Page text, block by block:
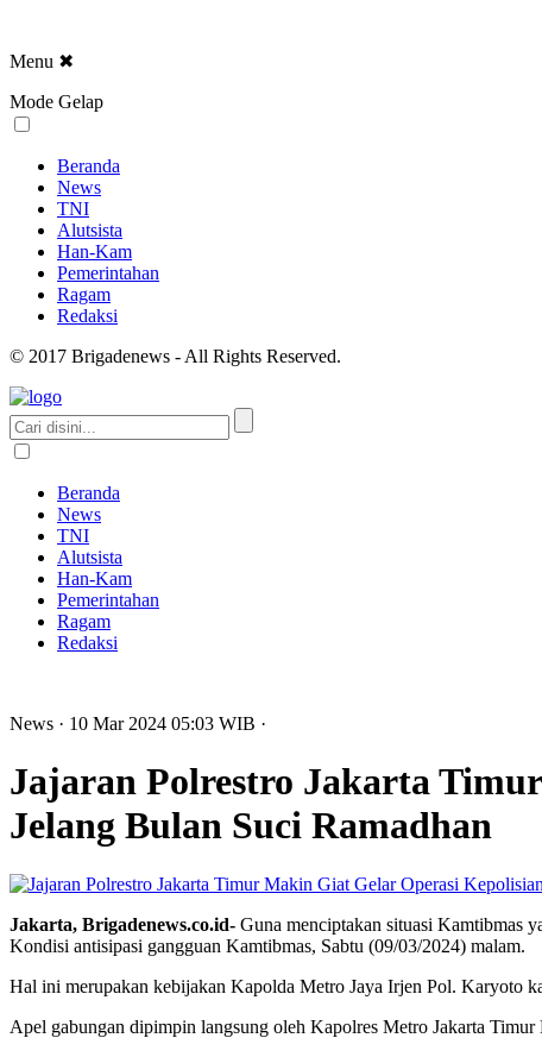
Menu ✖
Mode Gelap
Beranda
News
TNI
Alutsista
Han-Kam
Pemerintahan
Ragam
Redaksi
© 2017 Brigadenews - All Rights Reserved.
Beranda
News
TNI
Alutsista
Han-Kam
Pemerintahan
Ragam
Redaksi
News · 10 Mar 2024 05:03 WIB ·
Jajaran Polrestro Jakarta
Jelang Bulan Suci Ramadhan
Jakarta, Brigadenews.co.id- Guna menciptakan situasi Kamtibmas
Kondisi antisipasi gangguan Kamtibmas, Sabtu (09/03/2024) malam.
Hal ini merupakan kebijakan Kapolda Metro Jaya Irjen Pol. Karyoto
Apel gabungan dipimpin langsung oleh Kapolres Metro Jakarta